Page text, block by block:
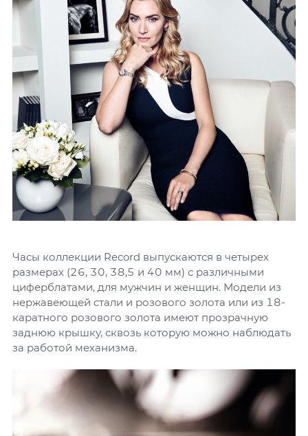
Часы коллекции Record выпускаются в четырех
размерах (26, 30, 38,5 и 40 мм) с различными
циферблатами, для мужчин и женщин. Модели из
нержавеющей стали и розового золота или из 18-
каратного розового золота имеют прозрачную
заднюю крышку, сквозь которую можно наблюдать
за работой механизма.